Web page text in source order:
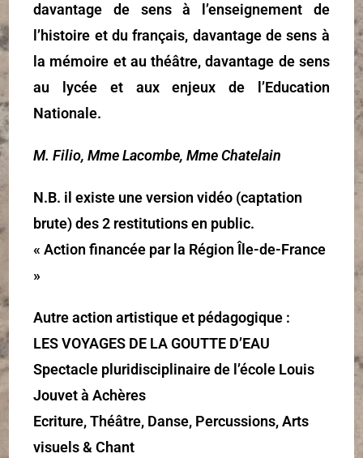
davantage de sens à l’enseignement de
l’histoire et du français, davantage de sens à
la mémoire et au théâtre, davantage de sens
au lycée et aux enjeux de l’Education
Nationale.
M. Filio, Mme Lacombe, Mme Chatelain
N.B. il existe une version vidéo (captation
brute) des 2 restitutions en public.
« Action financée par la Région Île-de-France
»
Autre action artistique et pédagogique :
LES VOYAGES DE LA GOUTTE D’EAU
Spectacle pluridisciplinaire de l’école Louis
Jouvet à Achères
Ecriture, Théâtre, Danse, Percussions, Arts
visuels & Chant